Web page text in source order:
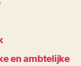
en ambtelijke